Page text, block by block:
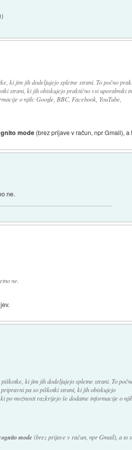
)
ki jim jih dodeljujejo spletne strani. To počno
strani, ki jih obiskujejo praktično vsi uporabniki
o njih: Google, BBC, Facebook, YouTube,
mode (brez prijave v račun, npr Gmail),
ne.
ne.
ki jim jih dodeljujejo spletne strani. To
pa so piškotki strani, ki jih obiskujejo
po možnosti razkrijejo še dodatne informacije o
mode (brez prijave v račun, npr Gmail), a to